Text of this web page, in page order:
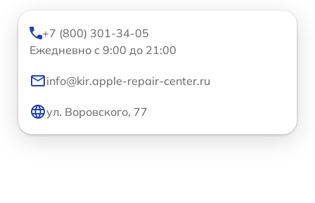
+7 (800) 301-34-05
Ежедневно с 9:00 до 21:00
info@kir.apple-repair-center.ru
ул. Воровского, 77